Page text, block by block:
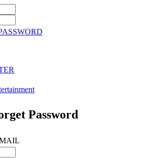
Password